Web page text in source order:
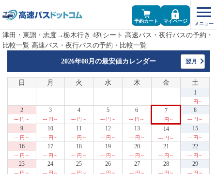
予約カート マイページ
津田・東讃・志度→栃木行き 4列シート 高速バス・夜行バスの予約・
比較一覧 高速バス・夜行バスの予約・比較一覧
2026年08月の最安値カレンダー 翌月
日 月 火 水 木 金 土
1
--- 円～
2
--- 円～
3
--- 円～
4
--- 円～
5
--- 円～
6
--- 円～
7
--- 円～
8
--- 円～
9
--- 円～
10
--- 円～
11
--- 円～
12
--- 円～
13
--- 円～
14
--- 円～
15
--- 円～
16
--- 円～
17
--- 円～
18
--- 円～
19
--- 円～
20
--- 円～
21
--- 円～
22
--- 円～
23
--- 円～
24
--- 円～
25
--- 円～
26
--- 円～
27
--- 円～
28
--- 円～
29
--- 円～